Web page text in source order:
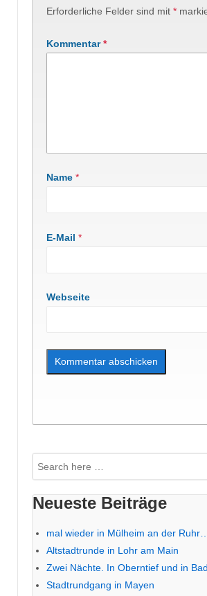
Erforderliche Felder sind mit *
Kommentar*
Name *
E-Mail *
Webseite
Suche
nach:
Neueste Beiträge
mal wieder in Mülheim an der Ruhr…
Altstadtrunde in Lohr am Main
Zwei Nächte. In Oberntief und in
Stadtrundgang in Mayen